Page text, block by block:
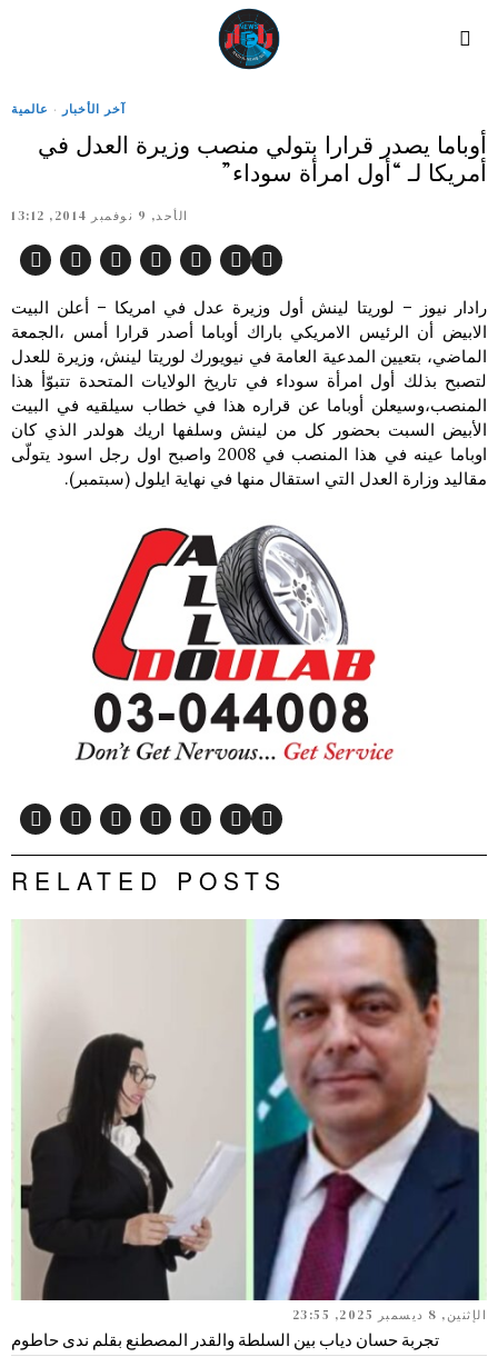
آخر الأخبار · عالمية
أوباما يصدر قرارا بتولي منصب وزيرة العدل في
أمريكا لـ “أول امرأة سوداء”
الأحد, 9 نوفمبر 2014, 13:12
رادار نيوز – لوريتا لينش أول وزيرة عدل في امريكا – أعلن البيت
الابيض أن الرئيس الامريكي باراك أوباما أصدر قرارا أمس ،الجمعة
الماضي، بتعيين المدعية العامة في نيويورك لوريتا لينش، وزيرة للعدل
لتصبح بذلك أول امرأة سوداء في تاريخ الولايات المتحدة تتبوّأ هذا
المنصب،وسيعلن أوباما عن قراره هذا في خطاب سيلقيه في البيت
الأبيض السبت بحضور كل من لينش وسلفها اريك هولدر الذي كان
اوباما عينه في هذا المنصب في 2008 واصبح اول رجل اسود يتولّى
مقاليد وزارة العدل التي استقال منها في نهاية ايلول (سبتمبر).
RELATED POSTS
الإثنين, 8 ديسمبر 2025, 23:55
تجربة حسان دياب بين السلطة والقدر المصطنع بقلم ندى حاطوم